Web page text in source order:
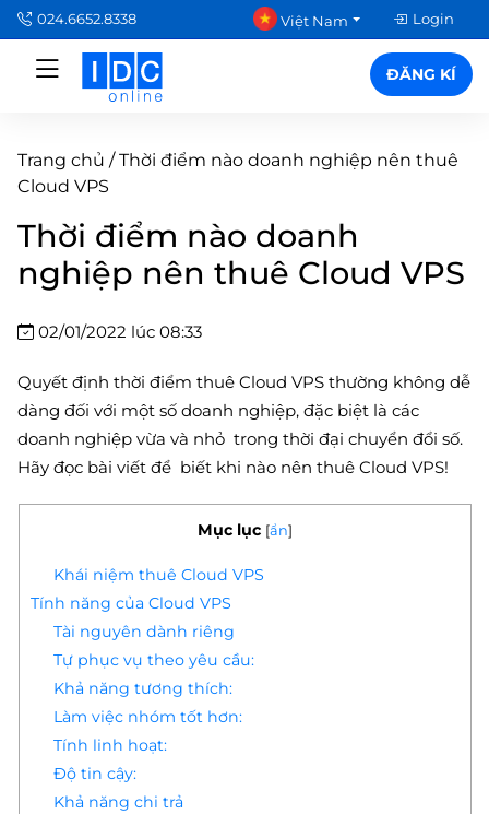
024.6652.8338 Việt Nam Login
ĐĂNG KÍ
Trang chủ /Thời điểm nào doanh nghiệp nên thuê
Cloud VPS
Thời điểm nào doanh
nghiệp nên thuê Cloud VPS
02/01/2022 lúc 08:33
Quyết định thời điểm thuê Cloud VPS thường không dễ
dàng đối với một số doanh nghiệp, đặc biệt là các
doanh nghiệp vừa và nhỏ trong thời đại chuyển đổi số.
Hãy đọc bài viết để biết khi nào nên thuê Cloud VPS!
Mục lục [ẩn]
Khái niệm thuê Cloud VPS
Tính năng của Cloud VPS
Tài nguyên dành riêng
Tự phục vụ theo yêu cầu:
Khả năng tương thích:
Làm việc nhóm tốt hơn:
Tính linh hoạt:
Độ tin cậy:
Khả năng chi trả